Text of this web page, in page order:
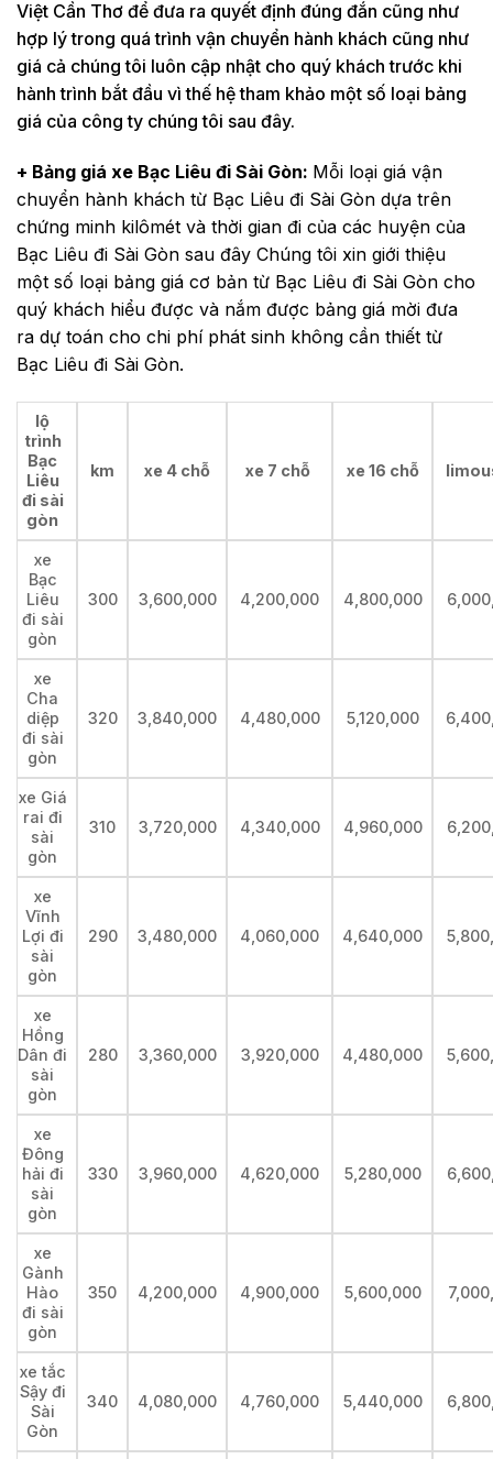
Việt Cần Thơ để đưa ra quyết định đúng đắn cũng như
hợp lý trong quá trình vận chuyển hành khách cũng như
giá cả chúng tôi luôn cập nhật cho quý khách trước khi
hành trình bắt đầu vì thế hệ tham khảo một số loại bảng
giá của công ty chúng tôi sau đây.
+ Bảng giá xe Bạc Liêu đi Sài Gòn: Mỗi loại giá vận
chuyển hành khách từ Bạc Liêu đi Sài Gòn dựa trên
chứng minh kilômét và thời gian đi của các huyện của
Bạc Liêu đi Sài Gòn sau đây Chúng tôi xin giới thiệu
một số loại bảng giá cơ bản từ Bạc Liêu đi Sài Gòn cho
quý khách hiểu được và nắm được bảng giá mời đưa
ra dự toán cho chi phí phát sinh không cần thiết từ
Bạc Liêu đi Sài Gòn.
lộ
trình
Bạc
Liêu
đi sài
gòn
km xe 4 chỗ xe 7 chỗ xe 16 chỗ
xe
Bạc
Liêu
đi sài
gòn
300 3,600,000 4,200,000 4,800,000
xe
Cha
diệp
đi sài
gòn
320 3,840,000 4,480,000 5,120,000
xe Giá
rai đi
sài
gòn
310 3,720,000 4,340,000 4,960,000
xe
Vĩnh
Lợi đi
sài
gòn
290 3,480,000 4,060,000 4,640,000
xe
Hồng
Dân đi
sài
gòn
280 3,360,000 3,920,000 4,480,000
xe
Đông
hải đi
sài
gòn
330 3,960,000 4,620,000 5,280,000
xe
Gành
Hào
đi sài
gòn
350 4,200,000 4,900,000 5,600,000
xe tắc
Sậy đi
Sài
Gòn
340 4,080,000 4,760,000 5,440,000